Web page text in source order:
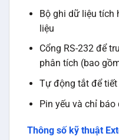
Bộ ghi dữ liệu tích
liệu
Cổng RS-232 để
phân tích (bao
Tự động tắt để tiết
Pin yếu và chỉ
Thông số kỹ thuật